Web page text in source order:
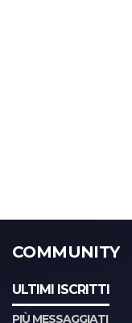
COMMUNITY
ULTIMI ISCRITTI
PIÙ MESSAGGIATI